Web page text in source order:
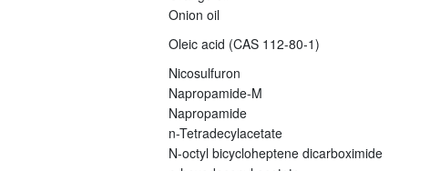
Onion oil
Oleic acid (CAS 112-80-1)
Nicosulfuron
Napropamide-M
Napropamide
n-Tetradecylacetate
N-octyl bicycloheptene dicarboximide